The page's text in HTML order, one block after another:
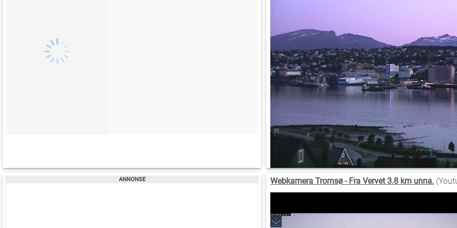
Webkamera Tromsø - Fra Vervet 3.8 km unna.